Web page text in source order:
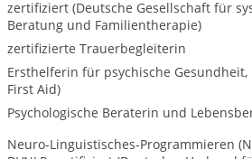
zertifiziert (Deutsche Gesellschaft für
Beratung und Familientherapie)
zertifizierte Trauerbegleiterin
Ersthelferin für psychische Gesundheit,
First Aid)
Psychologische Beraterin und
Neuro-Linguistisches-Programmieren